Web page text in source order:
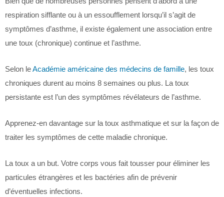
respiration sifflante ou à un essoufflement lorsqu’il s’agit de
symptômes d’asthme, il existe également une association entre
une toux (chronique) continue et l’asthme.
Selon leAcadémie américaine des médecins de famille, les toux
chroniques durent au moins 8 semaines ou plus. La toux
persistante est l’un des symptômes révélateurs de l’asthme.
Apprenez-en davantage sur la toux asthmatique et sur la façon de
traiter les symptômes de cette maladie chronique.
La toux a un but. Votre corps vous fait tousser pour éliminer les
particules étrangères et les bactéries afin de prévenir
d’éventuelles infections.